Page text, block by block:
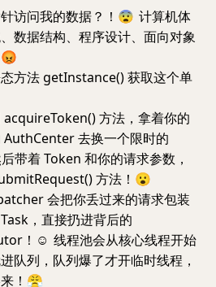
访问我的数据？！ 😨 计算机体
数据结构、程序设计、面向对象
😡
方法 getInstance() 获取这个单
acquireToken() 方法，拿着你的
去换一个限时的
带着 Token 和你的请求参数，
方法！ 😮
会把你丢过来的请求包装
，直接扔进背后的
！ ☺️ 线程池会从核心线程开始
队列，队列爆了才开临时线程，
！ 😤